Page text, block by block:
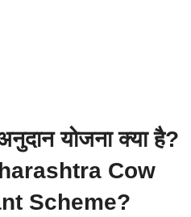
अनुदान योजना क्या है?
Cow
Scheme?